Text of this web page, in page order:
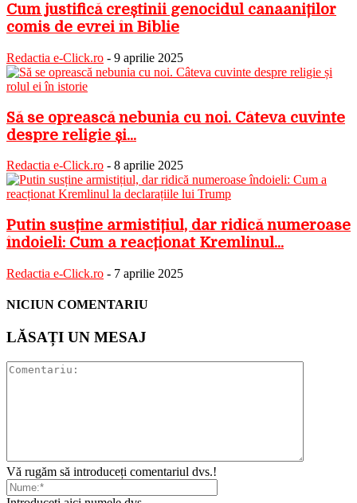
Cum justifică creștinii genocidul canaaniților
comis de evrei în Biblie
Redactia e-Click.ro - 9 aprilie 2025
Să se oprească nebunia cu noi. Câteva cuvinte
despre religie și...
Redactia e-Click.ro - 8 aprilie 2025
Putin susține armistițiul, dar ridică numeroase
îndoieli: Cum a reacționat Kremlinul...
Redactia e-Click.ro - 7 aprilie 2025
NICIUN COMENTARIU
LĂSAȚI UN MESAJ
Vă rugăm să introduceți comentariul dvs.!